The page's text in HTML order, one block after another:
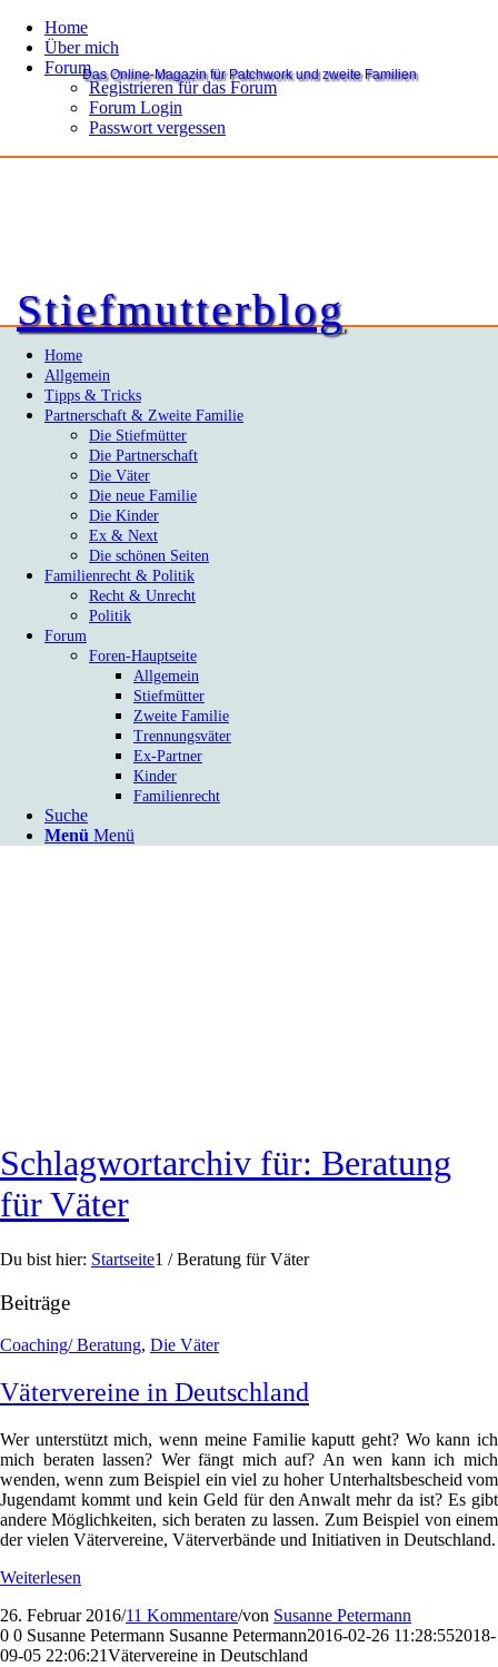
Home
Über mich
Forum
Registrieren für das Forum
Forum Login
Passwort vergessen
Stiefmutterblog
Das Online-Magazin für Patchwork und zweite Familien
Home
Allgemein
Tipps & Tricks
Partnerschaft & Zweite Familie
Die Stiefmütter
Die Partnerschaft
Die Väter
Die neue Familie
Die Kinder
Ex & Next
Die schönen Seiten
Familienrecht & Politik
Recht & Unrecht
Politik
Forum
Foren-Hauptseite
Allgemein
Stiefmütter
Zweite Familie
Trennungsväter
Ex-Partner
Kinder
Familienrecht
Suche
Menü Menü
Schlagwortarchiv für: Beratung
für Väter
Du bist hier: Startseite1 / Beratung für Väter
Beiträge
Coaching/ Beratung, Die Väter
Vätervereine in Deutschland
Wer unterstützt mich, wenn meine Familie kaputt geht? Wo kann ich
mich beraten lassen? Wer fängt mich auf? An wen kann ich mich
wenden, wenn zum Beispiel ein viel zu hoher Unterhaltsbescheid vom
Jugendamt kommt und kein Geld für den Anwalt mehr da ist? Es gibt
andere Möglichkeiten, sich beraten zu lassen. Zum Beispiel von einem
der vielen Vätervereine, Väterverbände und Initiativen in Deutschland.
Weiterlesen
26. Februar 2016/11 Kommentare/von Susanne Petermann
0 0 Susanne Petermann Susanne Petermann2016-02-26 11:28:552018-
09-05 22:06:21Vätervereine in Deutschland